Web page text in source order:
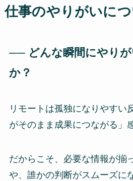
仕事のやりがいに
── どんな瞬間にやり
か？
リモートは孤独になりやすい
がそのまま成果につながる」
だからこそ、必要な情報が揃
や、誰かの判断がスムーズに